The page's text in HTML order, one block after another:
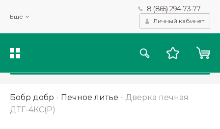
Ещё
8 (865) 294-73-77
Личный кабинет
Бобр добр - Печное литье - Дверка печная
ДТГ-4КС(Р)
Мы используем файлы cookie и другие подобные технологии
для получения данных с целью сбора статистики, повышения
качества рекомендаций и предоставления вам возможности
персонализированного просмотра.Подробнее